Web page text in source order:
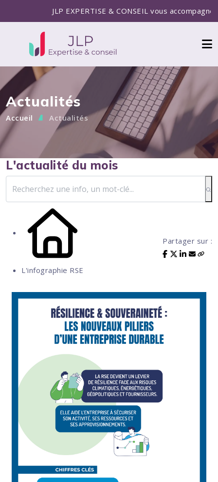
JLP EXPERTISE & CONSEIL vous accompagne
Actualités
Accueil Actualités
L'actualité du mois
L'infographie RSE
Partager sur :